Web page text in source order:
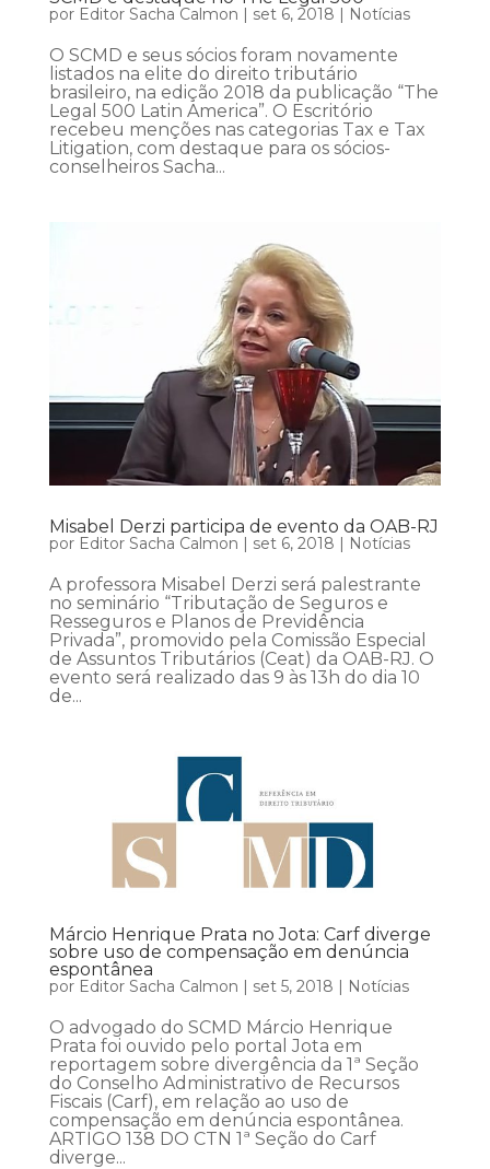
por Editor Sacha Calmon | set 6, 2018 | Notícias
O SCMD e seus sócios foram novamente
listados na elite do direito tributário
brasileiro, na edição 2018 da publicação “The
Legal 500 Latin America”. O Escritório
recebeu menções nas categorias Tax e Tax
Litigation, com destaque para os sócios-
conselheiros Sacha...
Misabel Derzi participa de evento da OAB-RJ
por Editor Sacha Calmon | set 6, 2018 | Notícias
A professora Misabel Derzi será palestrante
no seminário “Tributação de Seguros e
Resseguros e Planos de Previdência
Privada”, promovido pela Comissão Especial
de Assuntos Tributários (Ceat) da OAB-RJ. O
evento será realizado das 9 às 13h do dia 10
de...
Márcio Henrique Prata no Jota: Carf diverge
sobre uso de compensação em denúncia
espontânea
por Editor Sacha Calmon | set 5, 2018 | Notícias
O advogado do SCMD Márcio Henrique
Prata foi ouvido pelo portal Jota em
reportagem sobre divergência da 1ª Seção
do Conselho Administrativo de Recursos
Fiscais (Carf), em relação ao uso de
compensação em denúncia espontânea.
ARTIGO 138 DO CTN 1ª Seção do Carf
diverge...